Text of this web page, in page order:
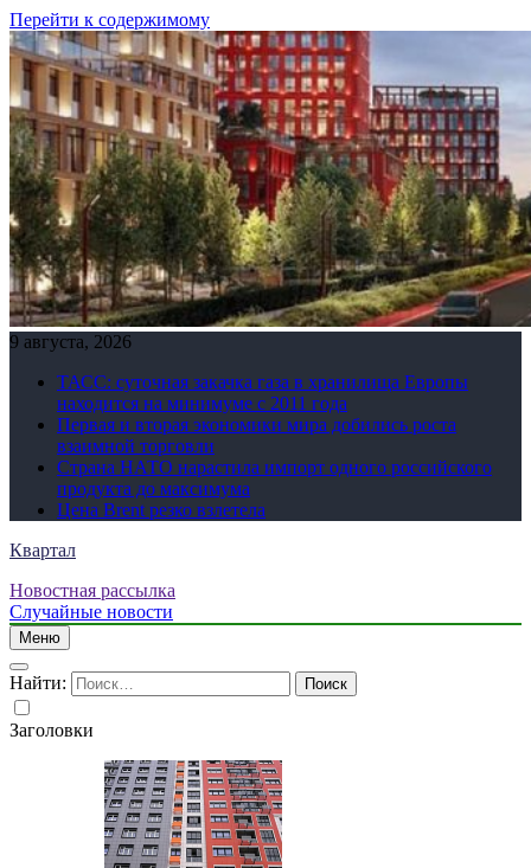
Перейти к содержимому
9 августа, 2026
ТАСС: суточная закачка газа в хранилища Европы
находится на минимуме с 2011 года
Первая и вторая экономики мира добились роста
взаимной торговли
Страна НАТО нарастила импорт одного российского
продукта до максимума
Цена Brent резко взлетела
Квартал
Новостная рассылка
Случайные новости
Меню
Найти:
Заголовки